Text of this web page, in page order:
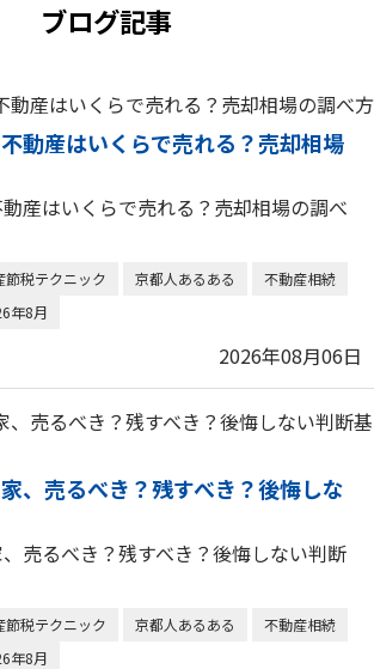
ブログ記事
動産はいくらで売れる？売却相場
産はいくらで売れる？売却相場の調べ
節税テクニック 京都人あるある
不動産相続
年8月
2026年08月06日
、売るべき？残すべき？後悔しな
売るべき？残すべき？後悔しない判断
節税テクニック 京都人あるある
不動産相続
年8月